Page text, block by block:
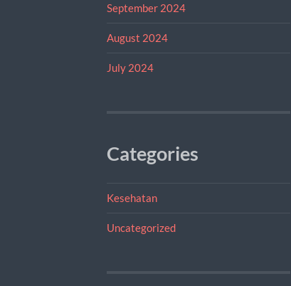
September 2024
August 2024
July 2024
Categories
Kesehatan
Uncategorized